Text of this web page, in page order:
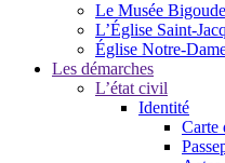
Le Musée
L’Église Saint-
Église Notre-
Les démarches
L’état civil
Identité
Carte